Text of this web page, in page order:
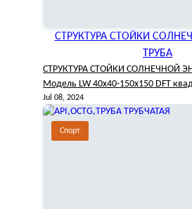
СТРУКТУРА СТОЙКИ
ТРУБА
СТРУКТУРА СТОЙКИ СОЛНЕЧНОЙ
Модель LW 40x40-150x150 DFT
Jul 08, 2024
Спорт